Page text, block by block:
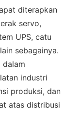
diterapkan
servo,
UPS, catu
sebagainya.
dalam
industri
produksi, dan
atas distribusi